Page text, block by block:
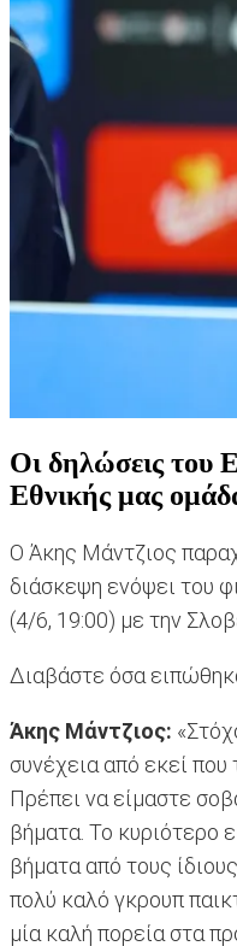
Οι δηλώσεις του
Εθνικής μας
Ο Άκης Μάντζιος
διάσκεψη ενόψει του
(4/6, 19:00) με την
Διαβάστε όσα
Άκης Μάντζιος:
συνέχεια από εκεί
Πρέπει να είμαστε
βήματα. Το κυριότερο
βήματα από τους
πολύ καλό γκρουπ
μία καλή πορεία στα